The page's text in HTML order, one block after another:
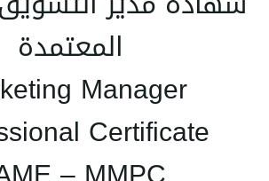
المعتمدة
Manager
Certificate